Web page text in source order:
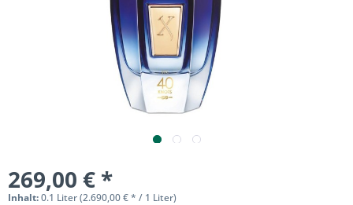
269,00 € *
Inhalt:0.1 Liter (2.690,00 € * / 1 Liter)